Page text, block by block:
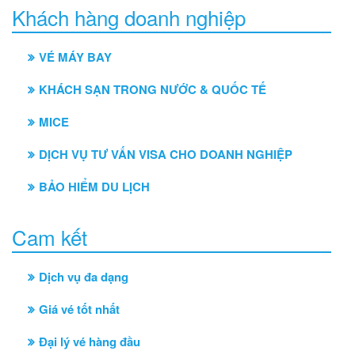
Khách hàng doanh nghiệp
VÉ MÁY BAY
KHÁCH SẠN TRONG NƯỚC & QUỐC TẾ
MICE
DỊCH VỤ TƯ VẤN VISA CHO DOANH NGHIỆP
BẢO HIỂM DU LỊCH
Cam kết
Dịch vụ đa dạng
Giá vé tốt nhất
Đại lý vé hàng đầu